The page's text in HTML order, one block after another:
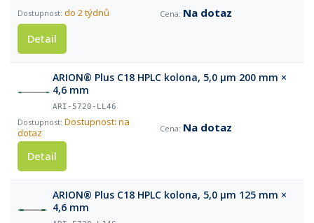
do 2 týdnů
Na dotaz
Detail
ARION® Plus C18 HPLC kolona, 5,0 µm 200 mm ×
4,6 mm
ARI-5720-LL46
Dostupnost: na
dotaz
Na dotaz
Detail
ARION® Plus C18 HPLC kolona, 5,0 µm 125 mm ×
4,6 mm